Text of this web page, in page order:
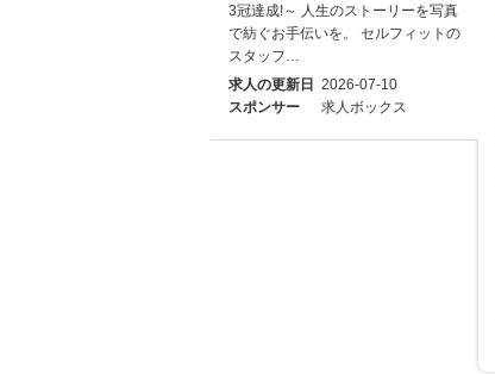
3冠達成!～ 人生のストーリーを写真
で紡ぐお手伝いを。 セルフィットの
スタッフ…
求人の更新日
2026-07-10
スポンサー
求人ボックス